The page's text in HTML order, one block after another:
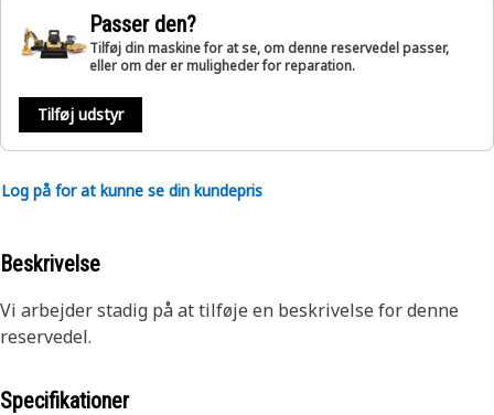
Passer den?
Tilføj din maskine for at se, om denne reservedel passer,
eller om der er muligheder for reparation.
Tilføj udstyr
Log på for at kunne se din kundepris
Beskrivelse
Vi arbejder stadig på at tilføje en beskrivelse for denne
reservedel.
Specifikationer